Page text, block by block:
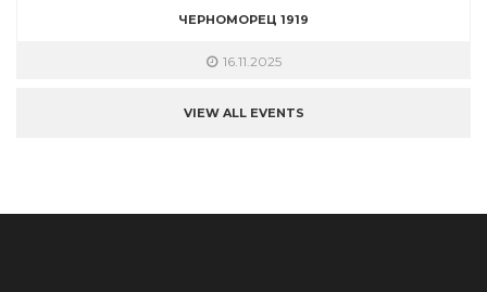
ЧЕРНОМОРЕЦ 1919
16.11.2025
VIEW ALL EVENTS